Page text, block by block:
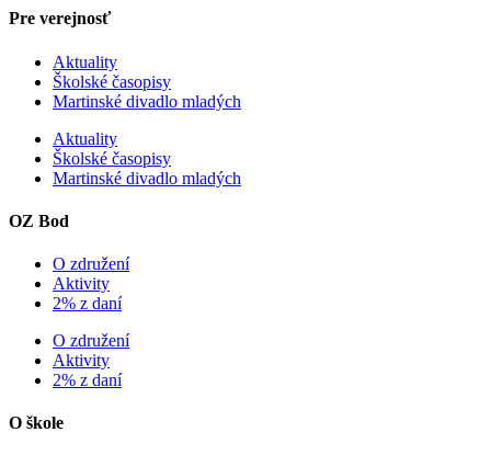
Pre verejnosť
Aktuality
Školské časopisy
Martinské divadlo mladých
Aktuality
Školské časopisy
Martinské divadlo mladých
OZ Bod
O združení
Aktivity
2% z daní
O združení
Aktivity
2% z daní
O škole